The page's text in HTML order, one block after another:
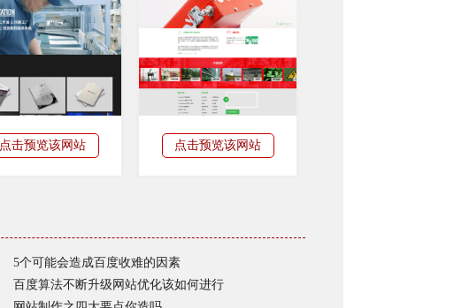
点击预览该网站 点击预览该网站
5个可能会造成百度收难的因素
百度算法不断升级网站优化该如何进行